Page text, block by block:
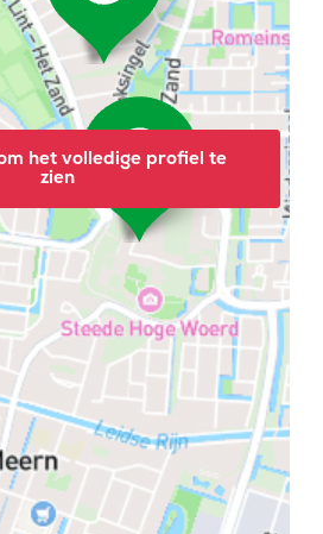
het volledige profiel te
zien